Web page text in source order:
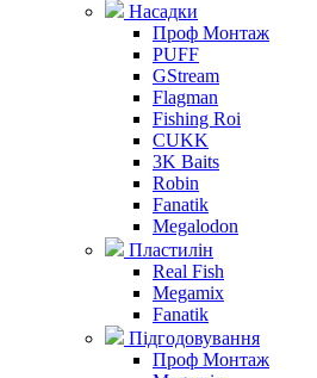
Насадки
Проф Монтаж
PUFF
GStream
Flagman
Fishing Roi
CUKK
3K Baits
Robin
Fanatik
Megalodon
Пластилін
Real Fish
Megamix
Fanatik
Підгодовування
Проф Монтаж